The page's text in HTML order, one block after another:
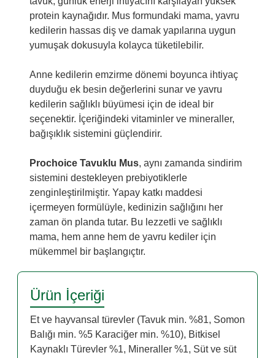
protein kaynağıdır. Mus formundaki mama, yavru
kedilerin hassas diş ve damak yapılarına uygun
yumuşak dokusuyla kolayca tüketilebilir.
Anne kedilerin emzirme dönemi boyunca ihtiyaç
duyduğu ek besin değerlerini sunar ve yavru
kedilerin sağlıklı büyümesi için de ideal bir
seçenektir. İçeriğindeki vitaminler ve mineraller,
bağışıklık sistemini güçlendirir.
Prochoice Tavuklu Mus, aynı zamanda sindirim
sistemini destekleyen prebiyotiklerle
zenginleştirilmiştir. Yapay katkı maddesi
içermeyen formülüyle, kedinizin sağlığını her
zaman ön planda tutar. Bu lezzetli ve sağlıklı
mama, hem anne hem de yavru kediler için
mükemmel bir başlangıçtır.
Ürün İçeriği
Et ve hayvansal türevler (Tavuk min. %81, Somon
Balığı min. %5 Karaciğer min. %10), Bitkisel
Kaynaklı Türevler %1, Mineraller %1, Süt ve süt